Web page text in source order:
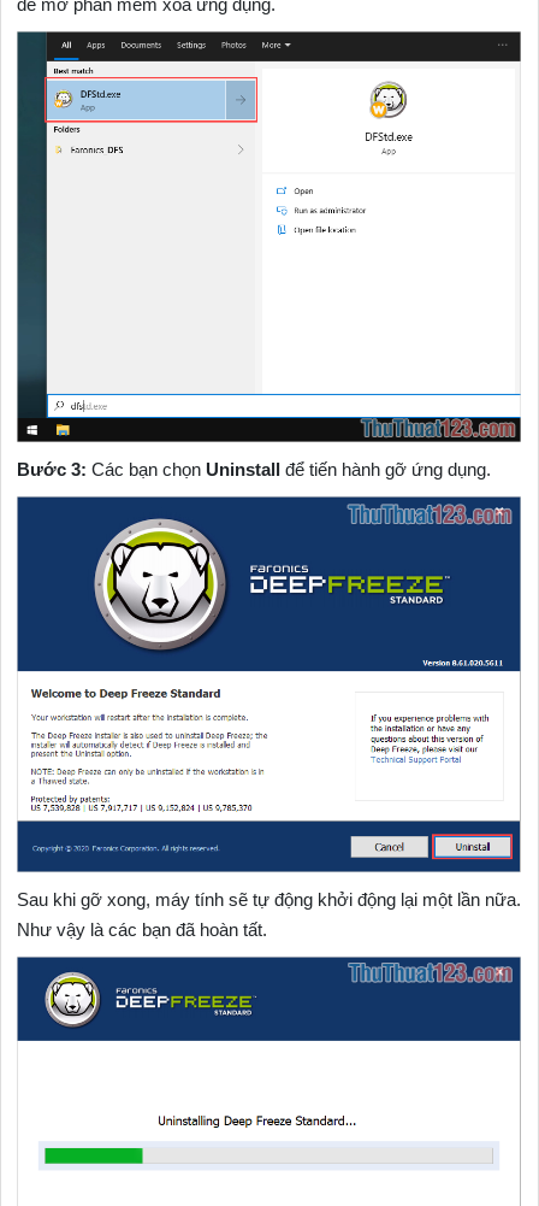
Bước 3: Các bạn chọn Uninstall để tiến hành gỡ ứng dụng.
Sau khi gỡ xong, máy tính sẽ tự động khởi động lại một lần nữa.
Như vậy là các bạn đã hoàn tất.